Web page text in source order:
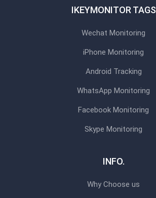
IKEYMONITOR TAGS
Wechat Monitoring
iPhone Monitoring
Android Tracking
WhatsApp Monitoring
Facebook Monitoring
Skype Monitoring
INFO.
Why Choose us